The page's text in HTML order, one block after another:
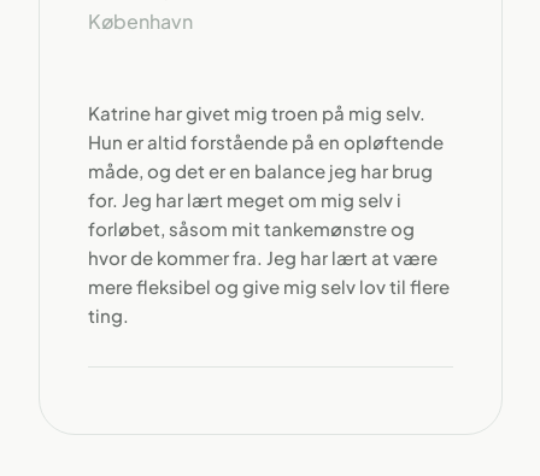
København
Katrine har givet mig troen på mig selv.
Hun er altid forstående på en opløftende
måde, og det er en balance jeg har brug
for. Jeg har lært meget om mig selv i
forløbet, såsom mit tankemønstre og
hvor de kommer fra. Jeg har lært at være
mere fleksibel og give mig selv lov til flere
ting.